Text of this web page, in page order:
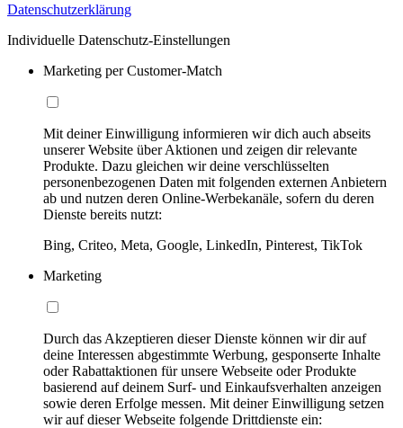
Datenschutzerklärung
Individuelle Datenschutz-Einstellungen
Marketing per Customer-Match
Mit deiner Einwilligung informieren wir dich auch abseits
unserer Website über Aktionen und zeigen dir relevante
Produkte. Dazu gleichen wir deine verschlüsselten
personenbezogenen Daten mit folgenden externen Anbietern
ab und nutzen deren Online-Werbekanäle, sofern du deren
Dienste bereits nutzt:
Bing, Criteo, Meta, Google, LinkedIn, Pinterest, TikTok
Marketing
Durch das Akzeptieren dieser Dienste können wir dir auf
deine Interessen abgestimmte Werbung, gesponserte Inhalte
oder Rabattaktionen für unsere Webseite oder Produkte
basierend auf deinem Surf- und Einkaufsverhalten anzeigen
sowie deren Erfolge messen. Mit deiner Einwilligung setzen
wir auf dieser Webseite folgende Drittdienste ein: